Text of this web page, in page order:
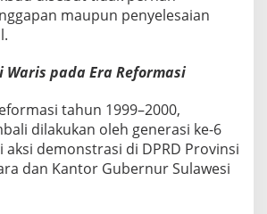
maupun penyelesaian
Waris pada Era Reformasi
tahun 1999–2000,
dilakukan oleh generasi ke-6
aksi demonstrasi di DPRD Provinsi
dan Kantor Gubernur Sulawesi